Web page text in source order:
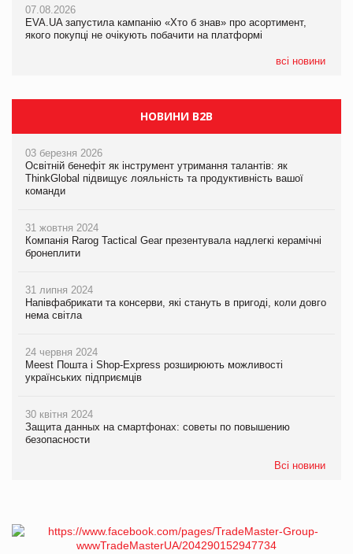
07.08.2026
EVA.UA запустила кампанію «Хто б знав» про асортимент,
якого покупці не очікують побачити на платформі
всі новини
07.08.2026
EVA.UA запустила кампанію «Хто б знав» про асортимент,
якого покупці не очікують побачити на платформі
НОВИНИ B2B
03 березня 2026
Освітній бенефіт як інструмент утримання талантів: як
ThinkGlobal підвищує лояльність та продуктивність вашої
команди
31 жовтня 2024
Компанія Rarog Tactical Gear презентувала надлегкі керамічні
бронеплити
31 липня 2024
Напівфабрикати та консерви, які стануть в пригоді, коли довго
нема світла
24 червня 2024
Meest Пошта і Shop-Express розширюють можливості
українських підприємців
30 квітня 2024
Защита данных на смартфонах: советы по повышению
безопасности
Всі новини